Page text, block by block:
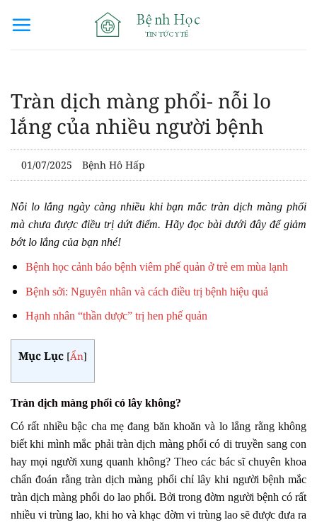
qua
Tràn dịch màng phổi- nỗi lo
lắng của nhiều người bệnh
01/07/2025 Bệnh Hô Hấp
Nỗi lo lắng ngày càng nhiều khi bạn mắc tràn dịch màng phổi
mà chưa được điều trị dứt điểm. Hãy đọc bài dưới đây để giảm
bớt lo lắng của bạn nhé!
Bệnh học cảnh báo bệnh viêm phế quản ở trẻ em mùa lạnh
Bệnh sởi: Nguyên nhân và cách điều trị bệnh hiệu quả
Hạnh nhân “thần dược” trị hen phế quản
Mục Lục [Ẩn]
Tràn dịch màng phổi có lây không?
Có rất nhiều bậc cha mẹ đang băn khoăn và lo lắng rằng không
biết khi mình mắc phải tràn dịch màng phổi có di truyền sang con
hay mọi người xung quanh không? Theo các bác sĩ chuyên khoa
chẩn đoán rằng tràn dịch màng phổi chỉ lây khi người bệnh mắc
tràn dịch màng phổi do lao phổi. Bởi trong đờm người bệnh có rất
nhiều vi trùng lao, khi ho và khạc đờm vi trùng lao sẽ được đưa ra